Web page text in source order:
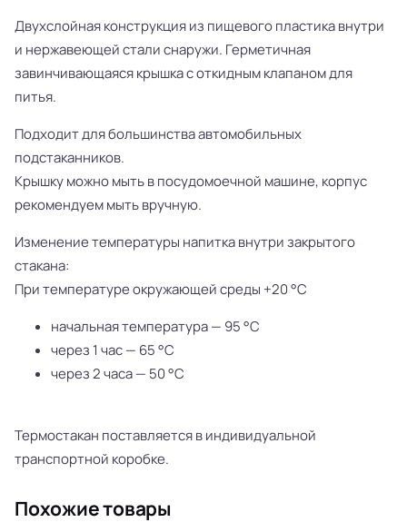
Двухслойная конструкция из пищевого пластика внутри
и нержавеющей стали снаружи. Герметичная
завинчивающаяся крышка с откидным клапаном для
питья.
Подходит для большинства автомобильных
подстаканников.
Крышку можно мыть в посудомоечной машине, корпус
рекомендуем мыть вручную.
Изменение температуры напитка внутри закрытого
стакана:
При температуре окружающей среды +20 °С
начальная температура — 95 °С
через 1 час — 65 °С
через 2 часа — 50 °С
Термостакан поставляется в индивидуальной
транспортной коробке.
Похожие товары